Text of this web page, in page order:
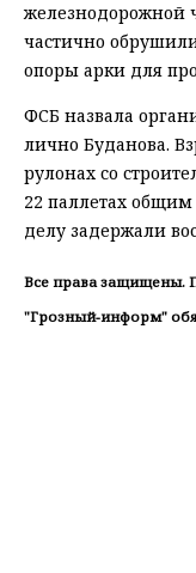
железнодорожной
частично
опоры арки для
ФСБ назвала
лично Буданова.
рулонах со
22 паллетах общим
делу задержали
Все права защищены.
"Грозный-информ"